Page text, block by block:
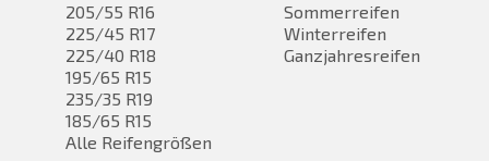
205/55 R16
225/45 R17
225/40 R18
195/65 R15
235/35 R19
185/65 R15
Alle Reifengrößen
Sommerreifen
Winterreifen
Ganzjahresreifen